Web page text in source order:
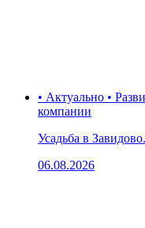
• Актуально •
компании
Усадьба в
06.08.2026